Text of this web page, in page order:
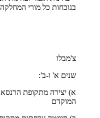
בנוכחות כל מורי המחלקה
צ'מבלו
שנים א' ו-ב':
א) יצירה מתקופת
המוקדם